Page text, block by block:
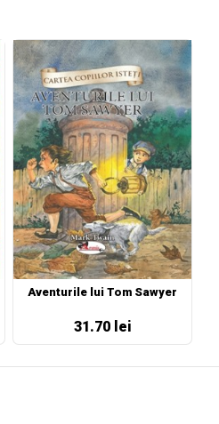
Aventurile lui Tom Sawyer
31.70 lei